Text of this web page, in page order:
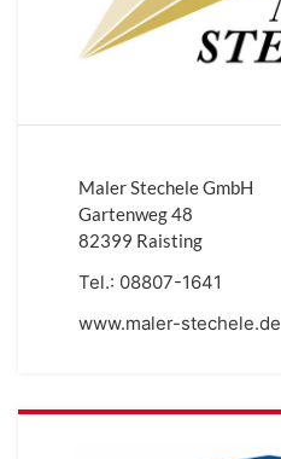
Maler Stechele GmbH
Gartenweg 48
82399 Raisting
Tel.: 08807-1641
www.maler-stechele.de